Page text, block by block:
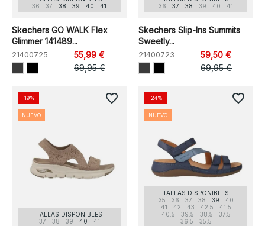
36
37 38 39 40 41
Skechers GO WALK Flex
Glimmer 141489...
21400725
55,99 €
69,95 €
36
37 38 39 40 41
Skechers Slip-Ins Summits
Sweetly...
21400723
59,50 €
69,95 €
TALLAS DISPONIBLES
37
38 39 40 41
-19%
NUEVO
favorite_border
TALLAS DISPONIBLES
35
36 37 38 39
40
41
42 43 42.5
41.5
40.5
39.5 38.5
37.5
36.5
35.5
-24%
NUEVO
favorite_border